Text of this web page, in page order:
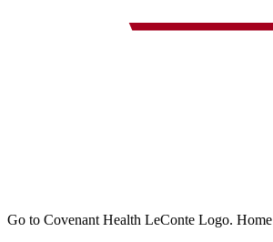
Go to Covenant Health LeConte Logo. Home